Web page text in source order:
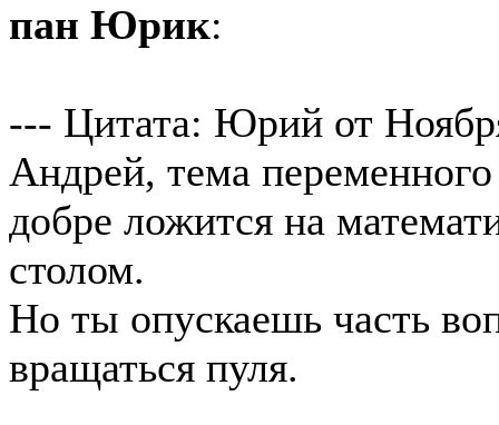
пан Юрик:
--- Цитата: Юрий от
Андрей, тема
добре ложится на
столом.
Но ты опускаешь часть
вращаться пуля.